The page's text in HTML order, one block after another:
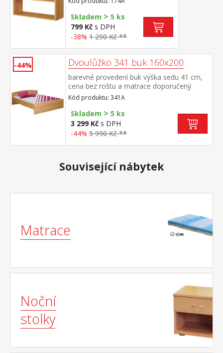
Skladem > 5 ks
799 Kč s DPH
-38% 1 290 Kč **
-44% Dvoulůžko 341 buk 160x200
barevné provedení buk výška sedu 41 cm,
cena bez roštu a matrace doporučený
rozměr matrace 160 × 200 cm nebo 2 kusy
80 × 200 cm a rošt R2 k dvoulůžku možno
dokoupit úložná prostor 147A
Kód produktu: 341A
Skladem > 5 ks
3 299 Kč s DPH
-44% 5 990 Kč **
Související nábytek
Matrace
Noční
stolky